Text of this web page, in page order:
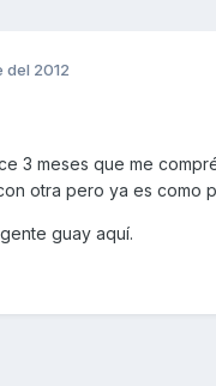
del 2012
3 meses que me
otra pero ya es como
guay aquí.